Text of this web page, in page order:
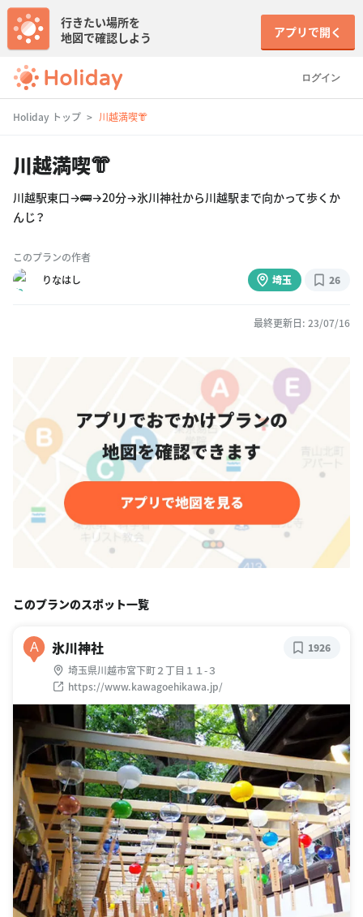
ログイン
行きたい場所を
地図で確認しよう
アプリで開く
Holiday トップ 川越満喫👘
川越満喫👘
川越駅東口→🚌→20分→氷川神社から川越駅まで向かって歩くか
んじ？
このプランの作者
りなはし
埼玉 26
最終更新日: 23/07/16
このプランのスポット一覧
A 氷川神社
埼玉県川越市宮下町２丁目１１-３
https://www.kawagoehikawa.jp/
1926